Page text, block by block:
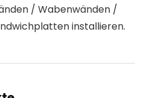
/ Wabenwänden /
installieren.